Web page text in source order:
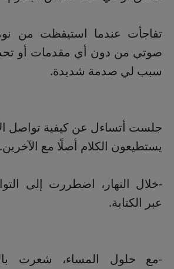
تفاجأت عندما استيقظت من
صوتي من دون أي مقدمات أو
سبب لي صدمة شديدة.
جلست أتساءل عن كيفية تواصل
يستطيعون الكلام أصلًا مع الآخرين.
-خلال النهار، اضطررت إلى
عبر الكتابة.
-مع حلول المساء، شعرت